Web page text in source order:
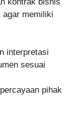
agar memiliki
interpretasi
sesuai
pihak